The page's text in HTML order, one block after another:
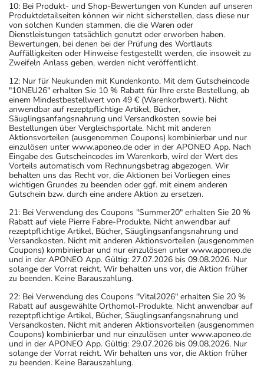
10: Bei Produkt- und Shop-Bewertungen von Kunden auf unseren
Produktdetailseiten können wir nicht sicherstellen, dass diese nur
von solchen Kunden stammen, die die Waren oder
Dienstleistungen tatsächlich genutzt oder erworben haben.
Bewertungen, bei denen bei der Prüfung des Wortlauts
Auffälligkeiten oder Hinweise festgestellt werden, die insoweit zu
Zweifeln Anlass geben, werden nicht veröffentlicht.
12: Nur für Neukunden mit Kundenkonto. Mit dem Gutscheincode
"10NEU26" erhalten Sie 10 % Rabatt für Ihre erste Bestellung, ab
einem Mindestbestellwert von 49 € (Warenkorbwert). Nicht
anwendbar auf rezeptpflichtige Artikel, Bücher,
Säuglingsanfangsnahrung und Versandkosten sowie bei
Bestellungen über Vergleichsportale. Nicht mit anderen
Aktionsvorteilen (ausgenommen Coupons) kombinierbar und nur
einzulösen unter www.aponeo.de oder in der APONEO App. Nach
Eingabe des Gutscheincodes im Warenkorb, wird der Wert des
Vorteils automatisch vom Rechnungsbetrag abgezogen. Wir
behalten uns das Recht vor, die Aktionen bei Vorliegen eines
wichtigen Grundes zu beenden oder ggf. mit einem anderen
Gutschein bzw. durch eine andere Aktion zu ersetzen.
21: Bei Verwendung des Coupons "Summer20" erhalten Sie 20 %
Rabatt auf viele Pierre Fabre-Produkte. Nicht anwendbar auf
rezeptpflichtige Artikel, Bücher, Säuglingsanfangsnahrung und
Versandkosten. Nicht mit anderen Aktionsvorteilen (ausgenommen
Coupons) kombinierbar und nur einzulösen unter www.aponeo.de
und in der APONEO App. Gültig: 27.07.2026 bis 09.08.2026. Nur
solange der Vorrat reicht. Wir behalten uns vor, die Aktion früher
zu beenden. Keine Barauszahlung.
22: Bei Verwendung des Coupons "Vital2026" erhalten Sie 20 %
Rabatt auf ausgewählte Orthomol-Produkte. Nicht anwendbar auf
rezeptpflichtige Artikel, Bücher, Säuglingsanfangsnahrung und
Versandkosten. Nicht mit anderen Aktionsvorteilen (ausgenommen
Coupons) kombinierbar und nur einzulösen unter www.aponeo.de
und in der APONEO App. Gültig: 29.07.2026 bis 09.08.2026. Nur
solange der Vorrat reicht. Wir behalten uns vor, die Aktion früher
zu beenden. Keine Barauszahlung.